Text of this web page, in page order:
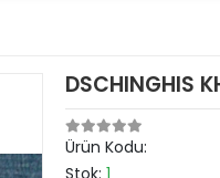
DSCHINGHIS
Ürün Kodu:
Stok: 1